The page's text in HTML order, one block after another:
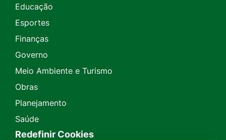
Educação
Esportes
Finanças
Governo
Meio Ambiente e Turismo
Obras
Planejamento
Saúde
Redefinir Cookies